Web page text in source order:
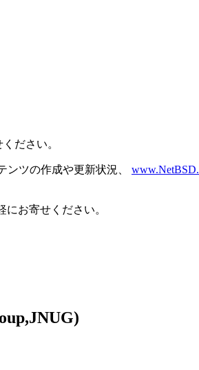
ださい。
ンツの作成や更新状況、
にお寄せください。